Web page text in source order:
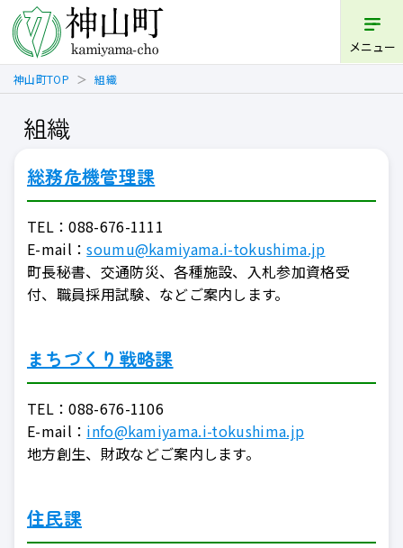
メニュー
神山町TOP 組織
組織
総務危機管理課
TEL：088-676-1111
E-mail：soumu@kamiyama.i-tokushima.jp
町長秘書、交通防災、各種施設、入札参加資格受
付、職員採用試験、などご案内します。
まちづくり戦略課
TEL：088-676-1106
E-mail： info@kamiyama.i-tokushima.jp
地方創生、財政などご案内します。
住民課